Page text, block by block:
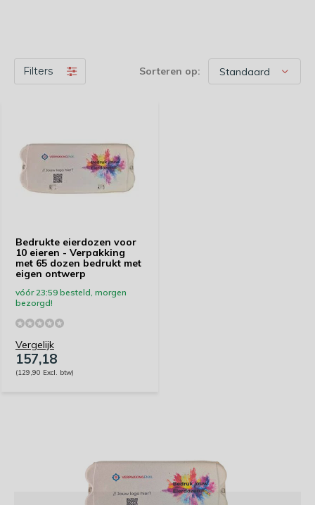
Filters Sorteren op:
Bedrukte eierdozen voor
10 eieren - Verpakking
met 65 dozen bedrukt met
eigen ontwerp
vóór 23:59 besteld, morgen
bezorgd!
Vergelijk
157,18
(129,90 Excl. btw)